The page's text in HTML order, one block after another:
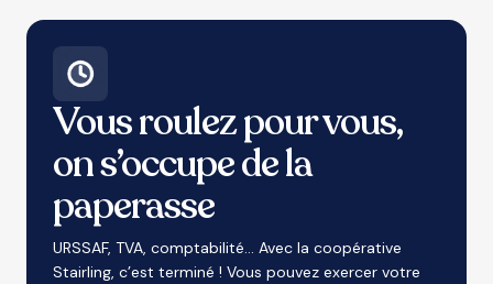
Vous roulez pour vous,
on s’occupe de la
paperasse
URSSAF, TVA, comptabilité... Avec la coopérative
Stairling, c’est terminé ! Vous pouvez exercer votre